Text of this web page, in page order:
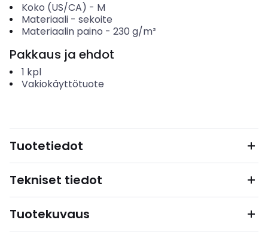
Koko (US/CA) - M
Materiaali- sekoite
Materiaalin paino - 230 g/m²
Pakkaus ja ehdot
1 kpl
Vakiokäyttötuote
Tuotetiedot
Tekniset tiedot
Tuotekuvaus